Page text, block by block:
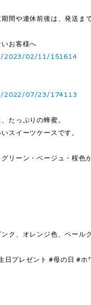
間や連休前後は、発送ま
お客様へ
2023/02/11/151614
2022/07/23/174113
たっぷりの蜂蜜。
スイーツケースです。
リーン・ベージュ・桜色
ク、オレンジ色、ペール
日プレゼント #母の日 #